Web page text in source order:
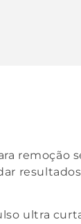
remoção
ultra